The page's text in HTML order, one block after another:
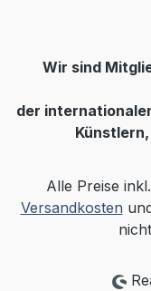
Wir sind
der
Alle Preise
Versandkosten